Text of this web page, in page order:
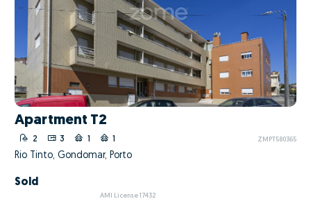
Apartment T2
2 3 1 1 ZMPT580365
Rio Tinto, Gondomar, Porto
Sold
AMI License 17432